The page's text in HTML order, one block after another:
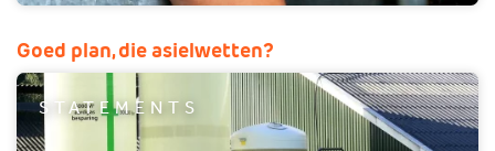
Goed plan, die asielwetten?
STATEMENTS